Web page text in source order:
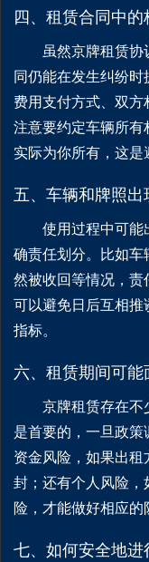
四、租赁合同中
虽然京牌租赁
同仍能在发生纠纷时
费用支付方式、双方
注意要约定车辆所有
实际为你所有，这是
五、车辆和牌照
使用过程中可能
确责任划分。比如车
然被收回等情况，责
可以避免日后互相推
指标。
六、租赁期间可能
京牌租赁存在不
是首要的，一旦政
资金风险，如果出
封；还有个人风险，
险，才能做好相应的
七、如何安全地进